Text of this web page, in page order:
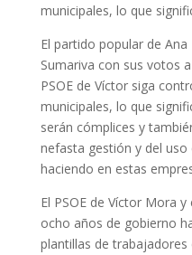
municipales, lo que
El partido popular de Ana
Sumariva con sus votos
PSOE de Víctor siga
municipales, lo que
serán cómplices y
nefasta gestión y del uso
haciendo en estas
El PSOE de Víctor Mora y
ocho años de gobierno
plantillas de trabajadores